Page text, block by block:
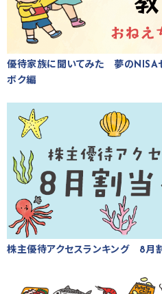
優待家族に聞いてみた 夢のNISA
ボク編
株主優待アクセスランキング 8月